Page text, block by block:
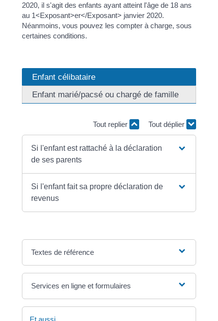
2020, il s'agit des enfants ayant atteint l'âge de 18 ans
au 1<Exposant>er</Exposant> janvier 2020.
Néanmoins, vous pouvez les compter à charge, sous
certaines conditions.
Enfant célibataire
Enfant marié/pacsé ou chargé de famille
Tout replier Tout déplier
Si l'enfant est rattaché à la déclaration
de ses parents
Si l'enfant fait sa propre déclaration de
revenus
Textes de référence
Services en ligne et formulaires
Et aussi